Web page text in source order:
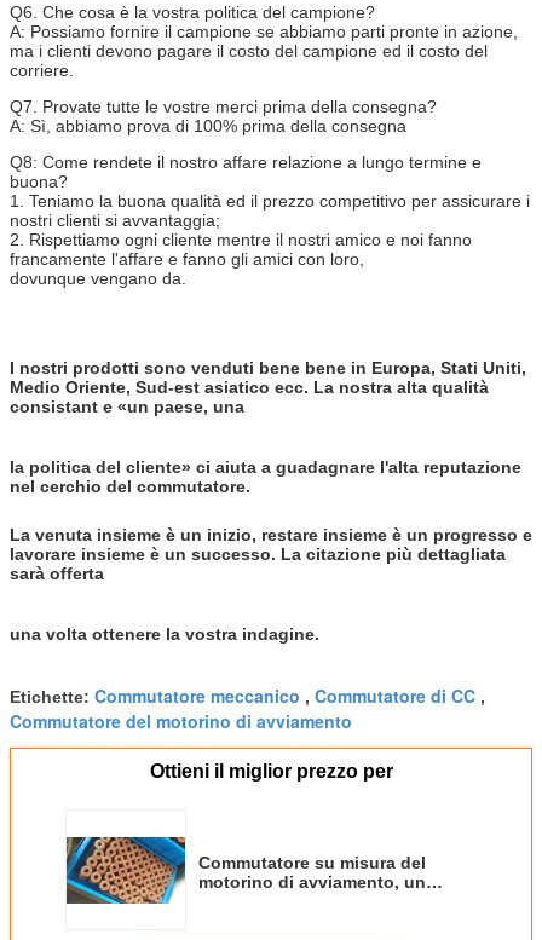
Q6. Che cosa è la vostra politica del campione?
A: Possiamo fornire il campione se abbiamo parti pronte in azione,
ma i clienti devono pagare il costo del campione ed il costo del
corriere.
Q7. Provate tutte le vostre merci prima della consegna?
A: Sì, abbiamo prova di 100% prima della consegna
Q8: Come rendete il nostro affare relazione a lungo termine e
buona?
1. Teniamo la buona qualità ed il prezzo competitivo per assicurare i
nostri clienti si avvantaggia;
2. Rispettiamo ogni cliente mentre il nostri amico e noi fanno
francamente l'affare e fanno gli amici con loro,
dovunque vengano da.
I nostri prodotti sono venduti bene bene in Europa, Stati Uniti,
Medio Oriente, Sud-est asiatico ecc. La nostra alta qualità
consistant e «un paese, una
la politica del cliente» ci aiuta a guadagnare l'alta reputazione
nel cerchio del commutatore.
La venuta insieme è un inizio, restare insieme è un progresso e
lavorare insieme è un successo. La citazione più dettagliata
sarà offerta
una volta ottenere la vostra indagine.
Etichette: Commutatore meccanico , Commutatore di CC ,
Commutatore del motorino di avviamento
Ottieni il miglior prezzo per
Commutatore su misura del
motorino di avviamento, un